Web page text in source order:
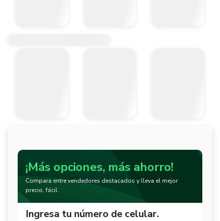
¡Más opciones, más ahorro!
Compara entre vendedores destacados y lleva el mejor
precio, fácil.
Ingresa tu número de celular.